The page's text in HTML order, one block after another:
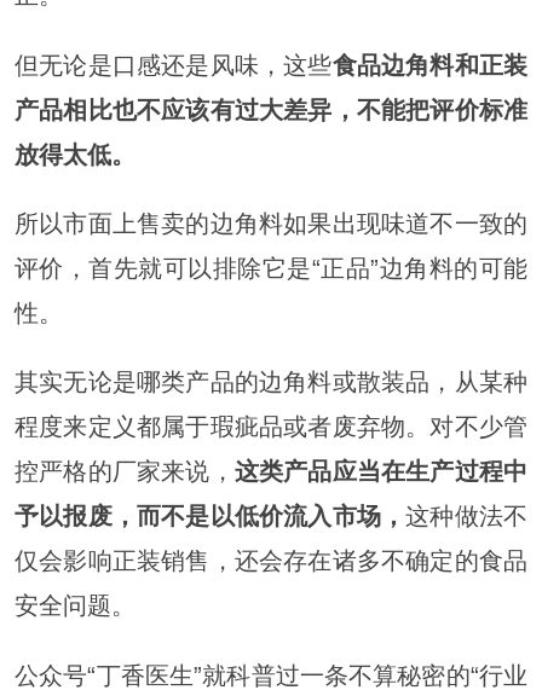
但无论是口感还是风味，这些食品边角料和正装
产品相比也不应该有过大差异，不能把评价标准
放得太低。
所以市面上售卖的边角料如果出现味道不一致的
评价，首先就可以排除它是“正品”边角料的可能
性。
其实无论是哪类产品的边角料或散装品，从某种
程度来定义都属于瑕疵品或者废弃物。对不少管
控严格的厂家来说， 这类产品应当在生产过程中
予以报废，而不是以低价流入市场，这种做法不
仅会影响正装销售，还会存在诸多不确定的食品
安全问题。
公众号“丁香医生”就科普过一条不算秘密的“行业